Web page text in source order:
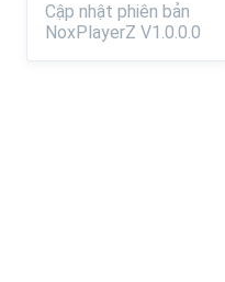
Cập nhật phiên bản
NoxPlayerZ V1.0.0.0